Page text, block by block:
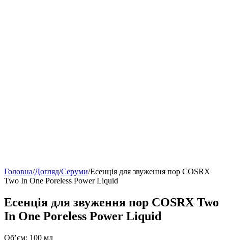
Головна/Догляд/Серуми/Есенція для звуження пор COSRX
Two In One Poreless Power Liquid
Есенція для звуження пор COSRX Two
In One Poreless Power Liquid
Об’єм: 100 мл